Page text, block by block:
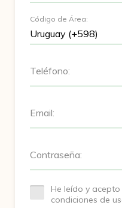
Código de Área:
Teléfono:
Email:
Contraseña:
He leído y
condiciones de